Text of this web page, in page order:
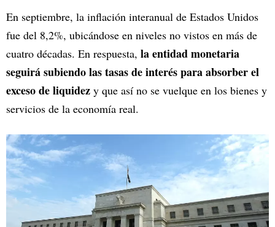
En septiembre, la inflación interanual de Estados Unidos
fue del 8,2%, ubicándose en niveles no vistos en más de
cuatro décadas. En respuesta, la entidad monetaria
seguirá subiendo las tasas de interés para absorber el
exceso de liquidez y que así no se vuelque en los bienes y
servicios de la economía real.